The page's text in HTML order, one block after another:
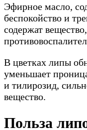
Эфирное масло,
беспокойство и
содержат
В цветках липы
уменьшает
и тилирозид,
вещество.
Польза